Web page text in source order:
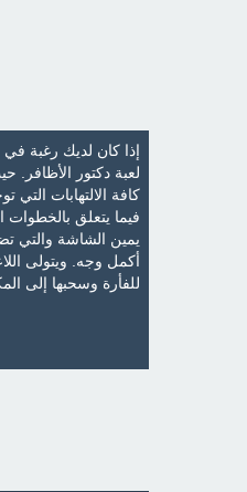
إذا كان لديك رغبة
لعبة دكتور الأظافر.
كافة الالتهابات التي
فيما يتعلق بالخطوات
يمين الشاشة والتي
أكمل وجه. ويتولى
للفأرة وسحبها إلى